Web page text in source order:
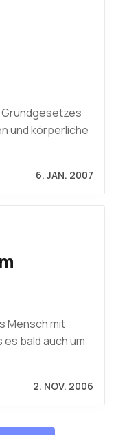
Grundgesetzes
und körperliche
6. JAN. 2007
Mensch mit
bald auch um
2. NOV. 2006